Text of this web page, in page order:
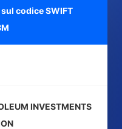
codice SWIFT
INVESTMENTS